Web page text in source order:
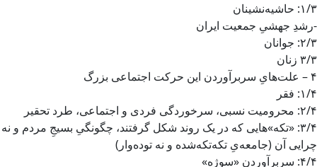
۱/۳: حاشیه‌نشینان
-رشدِ جهشیِ جمعیت ایران
۲/۳: جوانان
۳/۳ زنان
۴ – علت‌هایِ سربرآوردن این حرکت اجتماعی بزرگ
۱/۴: فقر
۲/۴: محرومیت نسبی، سرخوردگی فردی و اجتماعی، طرد تحقیر
۳/۴: «تکه»هایی که در یک روند شکل گرفتند، چگونگیِ بسیجِ مردم و نه
چرایی آن (جامعه‌یِ تکه‌تکه‌شده و نه توده‌وار)
۴/۴: سربرآوردنِ «سوژه»